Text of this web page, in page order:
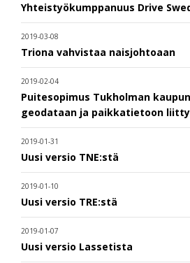
Yhteistyökumppanuus Drive
2019-03-08
Triona vahvistaa naisjohtoaan
2019-02-04
Puitesopimus Tukholman
geodataan ja paikkatietoon
2019-01-31
Uusi versio TNE:stä
2019-01-10
Uusi versio TRE:stä
2019-01-07
Uusi versio Lassetista